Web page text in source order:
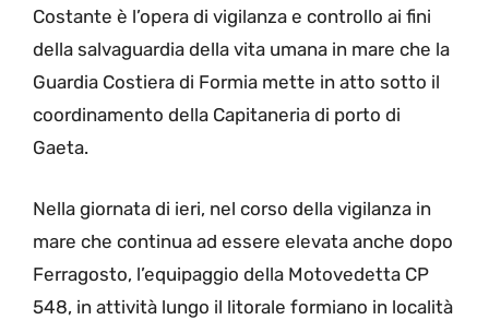
Costante è l’opera di vigilanza e controllo ai fini
della salvaguardia della vita umana in mare che la
Guardia Costiera di Formia mette in atto sotto il
coordinamento della Capitaneria di porto di
Gaeta.
Nella giornata di ieri, nel corso della vigilanza in
mare che continua ad essere elevata anche dopo
Ferragosto, l’equipaggio della Motovedetta CP
548, in attività lungo il litorale formiano in località